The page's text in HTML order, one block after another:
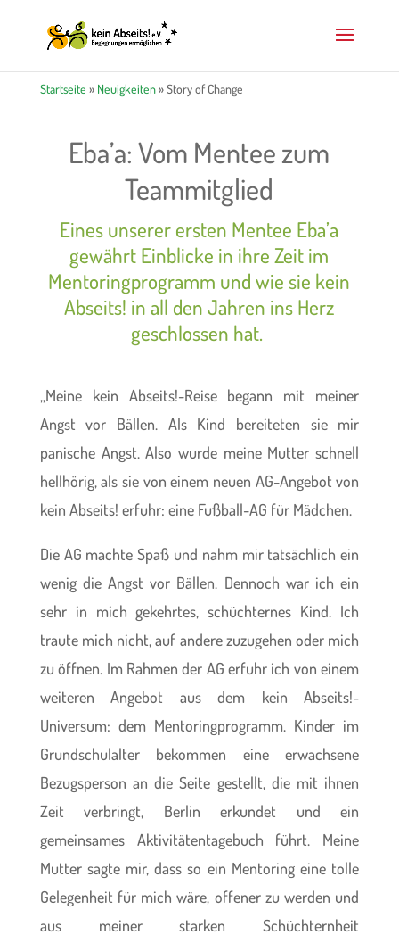
Startseite » Neuigkeiten»Story of Change
Eba’a: Vom Mentee zum
Teammitglied
Eines unserer ersten Mentee Eba’a
gewährt Einblicke in ihre Zeit im
Mentoringprogramm und wie sie kein
Abseits! in all den Jahren ins Herz
geschlossen hat.
„Meine kein Abseits!-Reise begann mit meiner
Angst vor Bällen. Als Kind bereiteten sie mir
panische Angst. Also wurde meine Mutter schnell
hellhörig, als sie von einem neuen AG-Angebot von
kein Abseits! erfuhr: eine Fußball-AG für Mädchen.
Die AG machte Spaß und nahm mir tatsächlich ein
wenig die Angst vor Bällen. Dennoch war ich ein
sehr in mich gekehrtes, schüchternes Kind. Ich
traute mich nicht, auf andere zuzugehen oder mich
zu öffnen. Im Rahmen der AG erfuhr ich von einem
weiteren Angebot aus dem kein Abseits!-
Universum: dem Mentoringprogramm. Kinder im
Grundschulalter bekommen eine erwachsene
Bezugsperson an die Seite gestellt, die mit ihnen
Zeit verbringt, Berlin erkundet und ein
gemeinsames Aktivitätentagebuch führt. Meine
Mutter sagte mir, dass so ein Mentoring eine tolle
Gelegenheit für mich wäre, offener zu werden und
aus meiner starken Schüchternheit